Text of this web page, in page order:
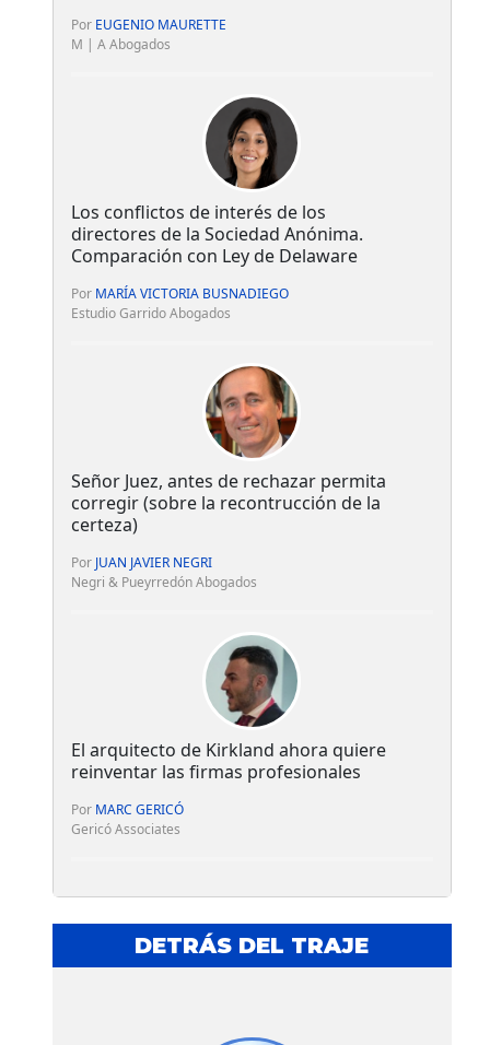
Por EUGENIO MAURETTE
M | A Abogados
Los conflictos de interés de los
directores de la Sociedad Anónima.
Comparación con Ley de Delaware
Por MARÍA VICTORIA BUSNADIEGO
Estudio Garrido Abogados
Señor Juez, antes de rechazar permita
corregir (sobre la recontrucción de la
certeza)
Por JUAN JAVIER NEGRI
Negri & Pueyrredón Abogados
El arquitecto de Kirkland ahora quiere
reinventar las firmas profesionales
Por MARC GERICÓ
Gericó Associates
DETRÁS DEL TRAJE